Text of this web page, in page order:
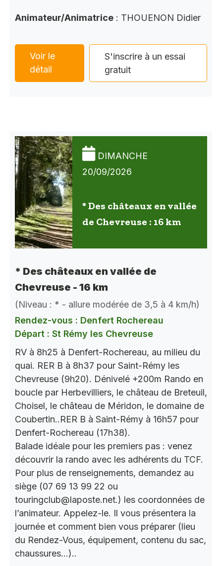
Animateur/Animatrice : THOUENON Didier
Voir le
détail
S'inscrire à un essai
gratuit
DIMANCHE
20/09/2026
* Des châteaux en vallée
de Chevreuse : 16 km
* Des châteaux en vallée de
Chevreuse - 16 km
(Niveau : * - allure modérée de 3,5 à 4 km/h)
Rendez-vous : Denfert Rochereau
Départ : St Rémy les Chevreuse
RV à 8h25 à Denfert-Rochereau, au milieu du
quai. RER B à 8h37 pour Saint-Rémy les
Chevreuse (9h20). Dénivelé +200m Rando en
boucle par Herbevilliers, le château de Breteuil,
Choisel, le château de Méridon, le domaine de
Coubertin..RER B à Saint-Rémy à 16h57 pour
Denfert-Rochereau (17h38).
Balade idéale pour les premiers pas : venez
découvrir la rando avec les adhérents du TCF.
Pour plus de renseignements, demandez au
siège (07 69 13 99 22 ou
touringclub@laposte.net.) les coordonnées de
l’animateur. Appelez-le. Il vous présentera la
journée et comment bien vous préparer (lieu
du Rendez-Vous, équipement, contenu du sac,
chaussures…)..